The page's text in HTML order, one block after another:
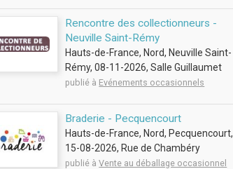
Rencontre des collectionneurs -
Neuville Saint-Rémy
Hauts-de-France, Nord, Neuville Saint-
Rémy, 08-11-2026, Salle Guillaumet
publié à Evénements occasionnels
Braderie - Pecquencourt
Hauts-de-France, Nord, Pecquencourt,
15-08-2026, Rue de Chambéry
publié àVente au déballage occasionnel